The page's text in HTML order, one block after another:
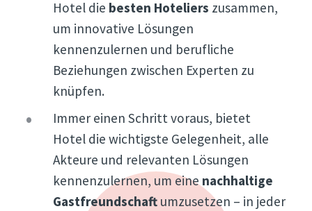
Hotel die besten Hoteliers zusammen,
um innovative Lösungen
kennenzulernen und berufliche
Beziehungen zwischen Experten zu
knüpfen.
Immer einen Schritt voraus, bietet
Hotel die wichtigste Gelegenheit, alle
Akteure und relevanten Lösungen
kennenzulernen, um einenachhaltige
Gastfreundschaftumzusetzen – in jeder